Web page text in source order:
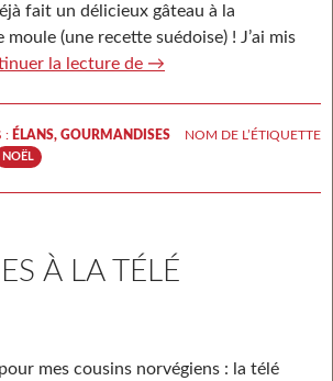
fait un délicieux gâteau à la
moule (une recette suédoise) ! J’ai mis
la lecture de Gâteau élan
→
: ÉLANS, GOURMANDISES NOM DE L’ÉTIQUETTE
NOËL
À LA TÉLÉ
mes cousins norvégiens : la télé